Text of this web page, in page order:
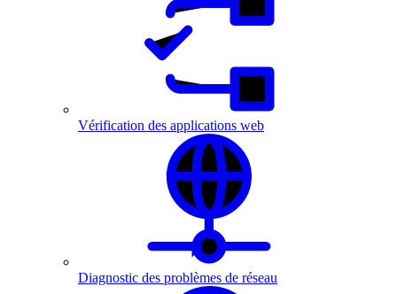
Vérification des applications web
Diagnostic des problèmes de réseau